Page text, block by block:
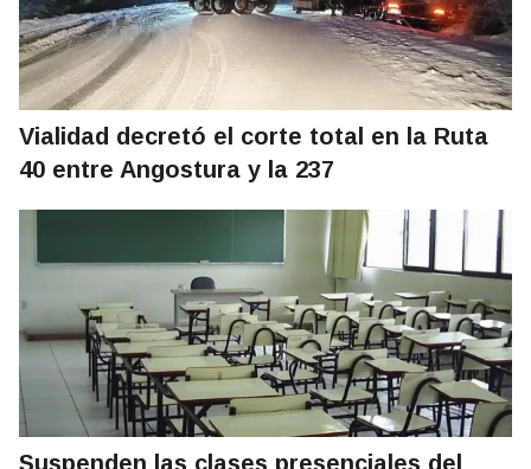
Vialidad decretó el corte total en la Ruta
40 entre Angostura y la 237
Suspenden las clases presenciales del